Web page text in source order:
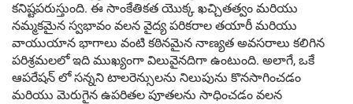
కనిష్టపరుస్తుంది. ఈ సాంకేతికత యొక్క ఖచ్చితత్వం మరియు
నమ్మకమైన స్వభావం వలన వైద్య పరికరాల తయారీ మరియు
వాయుయాన భాగాలు వంటి కఠినమైన నాణ్యత అవసరాలు కలిగిన
పరిశ్రమలలో ఇది ముఖ్యంగా విలువైనదిగా ఉంటుంది. అలాగే, ఒకే
ఆపరేషన్ లో సన్నని టాలరెన్సులను నిలుపును కొనసాగించడం
మరియు మెరుగైన ఉపరితల పూతలను సాధించడం వలన